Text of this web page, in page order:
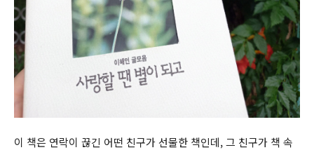
이 책은 연락이 끊긴 어떤 친구가 선물한 책인데, 그 친구가 책 속